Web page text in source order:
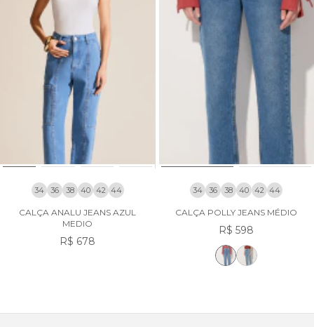
34 36 38 40 42 44
CALÇA ANALU JEANS AZUL
MEDIO
R$ 678
34 36 38 40 42 44
CALÇA POLLY JEANS MÉDIO
R$ 598